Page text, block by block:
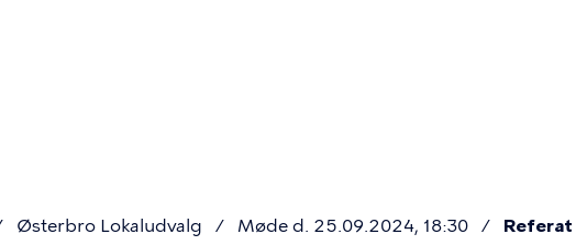
Østerbro Lokaludvalg Møde d. 25.09.2024, 18:30 Referat